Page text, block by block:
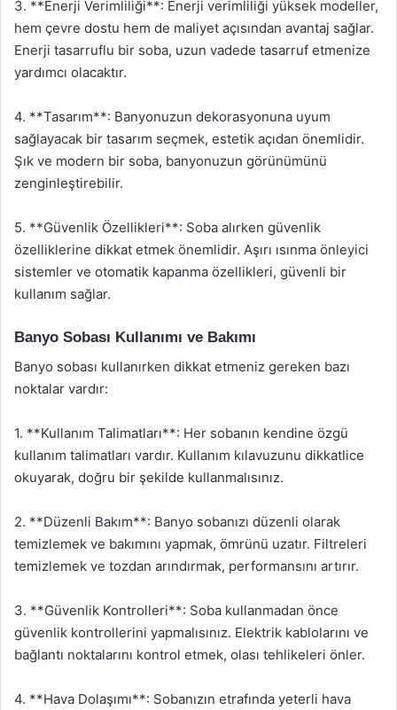
3. **Enerji Verimliliği**: Enerji verimliliği yüksek modeller,
hem çevre dostu hem de maliyet açısından avantaj sağlar.
Enerji tasarruflu bir soba, uzun vadede tasarruf etmenize
yardımcı olacaktır.
4. **Tasarım**: Banyonuzun dekorasyonuna uyum
sağlayacak bir tasarım seçmek, estetik açıdan önemlidir.
Şık ve modern bir soba, banyonuzun görünümünü
zenginleştirebilir.
5. **Güvenlik Özellikleri**: Soba alırken güvenlik
özelliklerine dikkat etmek önemlidir. Aşırı ısınma önleyici
sistemler ve otomatik kapanma özellikleri, güvenli bir
kullanım sağlar.
Banyo Sobası Kullanımı ve Bakımı
Banyo sobası kullanırken dikkat etmeniz gereken bazı
noktalar vardır:
1. **Kullanım Talimatları**: Her sobanın kendine özgü
kullanım talimatları vardır. Kullanım kılavuzunu dikkatlice
okuyarak, doğru bir şekilde kullanmalısınız.
2. **Düzenli Bakım**: Banyo sobanızı düzenli olarak
temizlemek ve bakımını yapmak, ömrünü uzatır. Filtreleri
temizlemek ve tozdan arındırmak, performansını artırır.
3. **Güvenlik Kontrolleri**: Soba kullanmadan önce
güvenlik kontrollerini yapmalısınız. Elektrik kablolarını ve
bağlantı noktalarını kontrol etmek, olası tehlikeleri önler.
4. **Hava Dolaşımı**: Sobanızın etrafında yeterli hava